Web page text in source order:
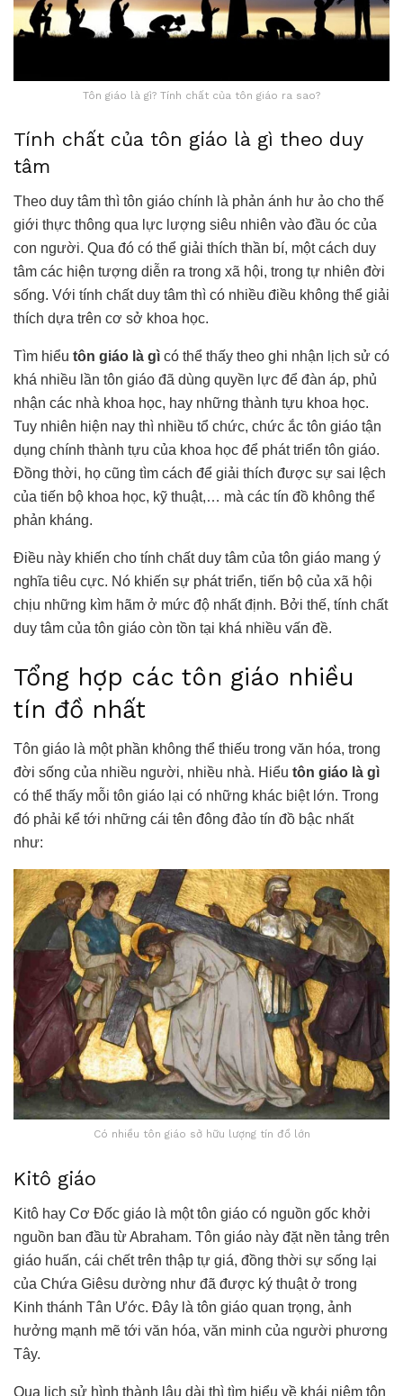
Tôn giáo là gì? Tính chất của tôn giáo ra sao?
Tính chất của tôn giáo là gì theo duy
tâm
Theo duy tâm thì tôn giáo chính là phản ánh hư ảo cho thế
giới thực thông qua lực lượng siêu nhiên vào đầu óc của
con người. Qua đó có thể giải thích thần bí, một cách duy
tâm các hiện tượng diễn ra trong xã hội, trong tự nhiên đời
sống. Với tính chất duy tâm thì có nhiều điều không thể giải
thích dựa trên cơ sở khoa học.
Tìm hiểu tôn giáo là gì có thể thấy theo ghi nhận lịch sử có
khá nhiều lần tôn giáo đã dùng quyền lực để đàn áp, phủ
nhận các nhà khoa học, hay những thành tựu khoa học.
Tuy nhiên hiện nay thì nhiều tổ chức, chức ắc tôn giáo tận
dụng chính thành tựu của khoa học để phát triển tôn giáo.
Đồng thời, họ cũng tìm cách để giải thích được sự sai lệch
của tiến bộ khoa học, kỹ thuật,… mà các tín đồ không thể
phản kháng.
Điều này khiến cho tính chất duy tâm của tôn giáo mang ý
nghĩa tiêu cực. Nó khiến sự phát triển, tiến bộ của xã hội
chịu những kìm hãm ở mức độ nhất định. Bởi thế, tính chất
duy tâm của tôn giáo còn tồn tại khá nhiều vấn đề.
Tổng hợp các tôn giáo nhiều
tín đồ nhất
Tôn giáo là một phần không thể thiếu trong văn hóa, trong
đời sống của nhiều người, nhiều nhà. Hiểu tôn giáo là gì
có thể thấy mỗi tôn giáo lại có những khác biệt lớn. Trong
đó phải kể tới những cái tên đông đảo tín đồ bậc nhất
như:
Có nhiều tôn giáo sở hữu lượng tín đồ lớn
Kitô giáo
Kitô hay Cơ Đốc giáo là một tôn giáo có nguồn gốc khởi
nguồn ban đầu từ Abraham. Tôn giáo này đặt nền tảng trên
giáo huấn, cái chết trên thập tự giá, đồng thời sự sống lại
của Chứa Giêsu dường như đã được ký thuật ở trong
Kinh thánh Tân Ước. Đây là tôn giáo quan trọng, ảnh
hưởng mạnh mẽ tới văn hóa, văn minh của người phương
Tây.
Qua lịch sử hình thành lâu dài thì tìm hiểu về khái niệm tôn